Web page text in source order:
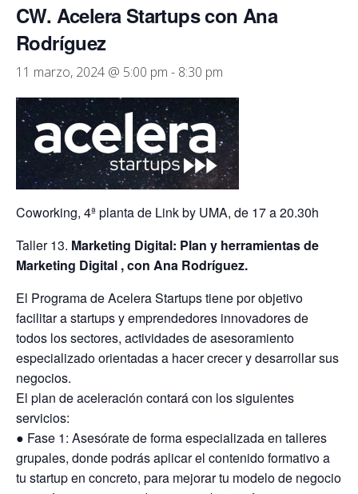
CW. Acelera Startups con Ana
Rodríguez
11 marzo, 2024 @ 5:00 pm - 8:30 pm
Coworking, 4ª planta de Link by UMA, de 17 a 20.30h
Taller 13. Marketing Digital: Plan y herramientas de
Marketing Digital , con Ana Rodríguez.
El Programa de Acelera Startups tiene por objetivo
facilitar a startups y emprendedores innovadores de
todos los sectores, actividades de asesoramiento
especializado orientadas a hacer crecer y desarrollar sus
negocios.
El plan de aceleración contará con los siguientes
servicios:
● Fase 1: Asesórate de forma especializada en talleres
grupales, donde podrás aplicar el contenido formativo a
tu startup en concreto, para mejorar tu modelo de negocio